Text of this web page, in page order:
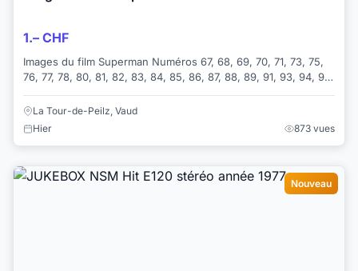
1.– CHF
Images du film Superman Numéros 67, 68, 69, 70, 71, 73, 75,
76, 77, 78, 80, 81, 82, 83, 84, 85, 86, 87, 88, 89, 91, 93, 94, 97,
La Tour-de-Peilz, Vaud
Hier
873 vues
Nouveau